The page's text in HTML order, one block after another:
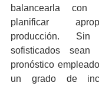
balancearla
planificar
producción.
sofisticados
pronóstico
un grado de